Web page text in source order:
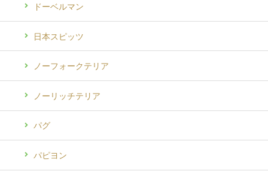
ドーベルマン
日本スピッツ
ノーフォークテリア
ノーリッチテリア
パグ
パピヨン